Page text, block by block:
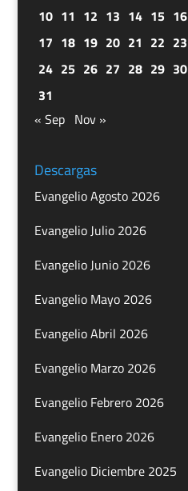
10 11 12 13 14 15 16
17 18 19 20 21 22 23
24 25 26 27 28 29 30
31
« Sep Nov »
Descargas
Evangelio Agosto 2026
Evangelio Julio 2026
Evangelio Junio 2026
Evangelio Mayo 2026
Evangelio Abril 2026
Evangelio Marzo 2026
Evangelio Febrero 2026
Evangelio Enero 2026
Evangelio Diciembre 2025